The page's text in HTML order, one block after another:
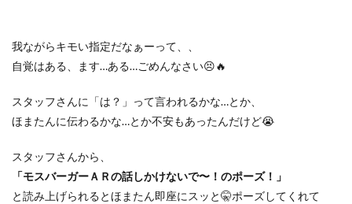
我ながらキモい指定だなぁーって、、
自覚はある、ます…ある…ごめんなさい😣🔥
スタッフさんに「は？」って言われるかな…とか、
ほまたんに伝わるかな…とか不安もあったんだけど😭
スタッフさんから、
「モスバーガーＡＲの話しかけないで〜！のポーズ！」
と読み上げられるとほまたん即座にスッと🤫ポーズしてくれて